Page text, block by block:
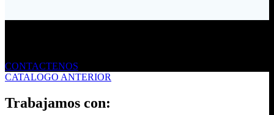
CONTACTENOS
CATALOGO ANTERIOR
Trabajamos con: